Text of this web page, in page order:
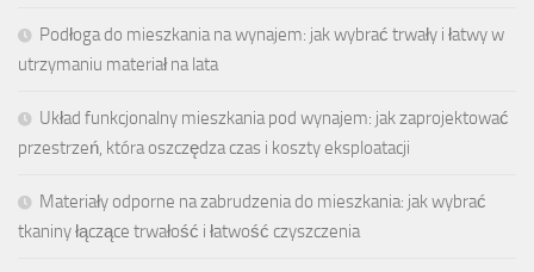
Podłoga do mieszkania na wynajem: jak wybrać trwały i łatwy w
utrzymaniu materiał na lata
Układ funkcjonalny mieszkania pod wynajem: jak zaprojektować
przestrzeń, która oszczędza czas i koszty eksploatacji
Materiały odporne na zabrudzenia do mieszkania: jak wybrać
tkaniny łączące trwałość i łatwość czyszczenia